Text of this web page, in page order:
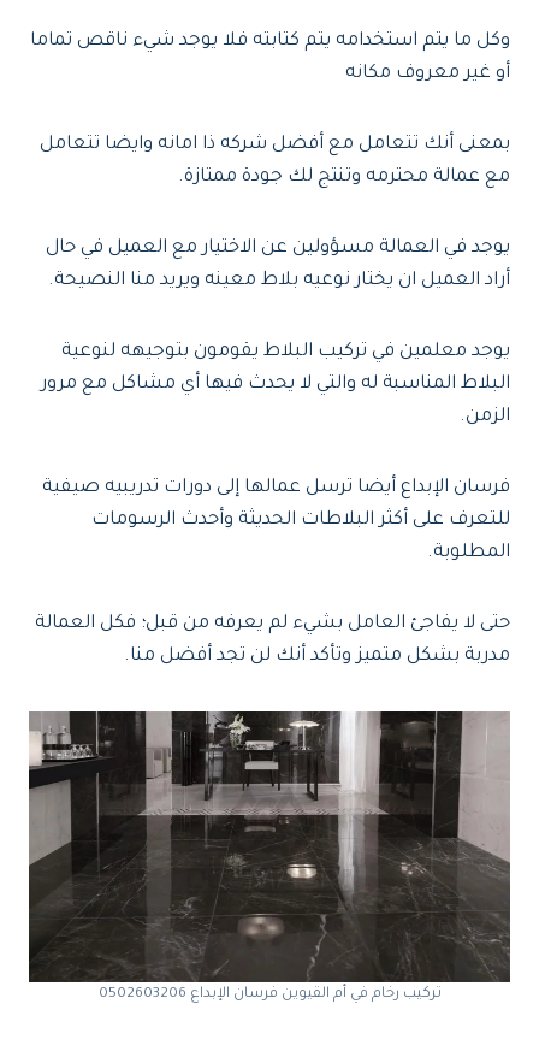
وكل ما يتم استخدامه يتم كتابته فلا يوجد شيء ناقص تماما
أو غير معروف مكانه
بمعنى أنك تتعامل مع أفضل شركه ذا امانه وايضا تتعامل
مع عمالة محترمه وتنتج لك جودة ممتازة.
يوجد في العمالة مسؤولين عن الاختيار مع العميل في حال
أراد العميل ان يختار نوعيه بلاط معينه ويريد منا النصيحة.
يوجد معلمين في تركيب البلاط يقومون بتوجيهه لنوعية
البلاط المناسبة له والتي لا يحدث فيها أي مشاكل مع مرور
الزمن.
فرسان الإبداع أيضا ترسل عمالها إلى دورات تدريبيه صيفية
للتعرف على أكثر البلاطات الحديثة وأحدث الرسومات
المطلوبة.
حتى لا يفاجئ العامل بشيء لم يعرفه من قبل؛ فكل العمالة
مدربة بشكل متميز وتأكد أنك لن تجد أفضل منا.
تركيب رخام في أم القيوين فرسان الإبداع 0502603206